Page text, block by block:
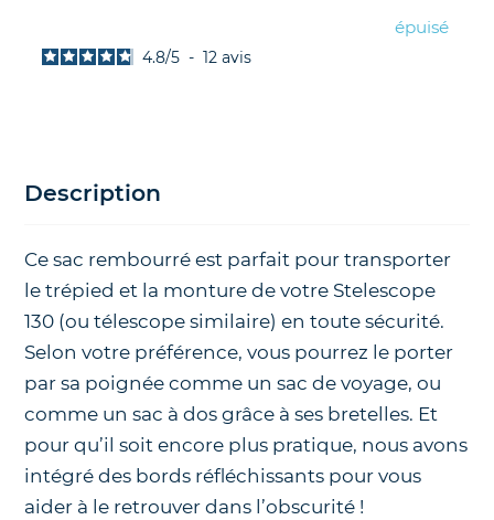
était :
est :
épuisé
4.8/5 - 12avis
Description
Ce sac rembourré est parfait pour transporter
le trépied et la monture de votre Stelescope
130 (ou télescope similaire) en toute sécurité.
Selon votre préférence, vous pourrez le porter
par sa poignée comme un sac de voyage, ou
comme un sac à dos grâce à ses bretelles. Et
pour qu’il soit encore plus pratique, nous avons
intégré des bords réfléchissants pour vous
aider à le retrouver dans l’obscurité !